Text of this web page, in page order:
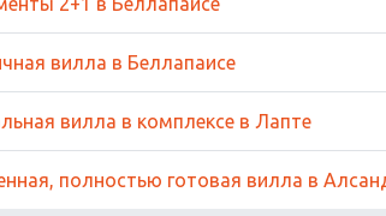
вилла в Беллапаисе
вилла в комплексе в Лапте
полностью готовая вилла в